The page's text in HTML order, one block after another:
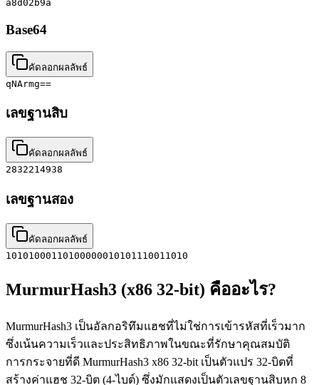
a8d02b9a
Base64
คัดลอกผลลัพธ์
qNArmg==
เลขฐานสิบ
คัดลอกผลลัพธ์
2832214938
เลขฐานสอง
คัดลอกผลลัพธ์
10101000110100000010101110011010
MurmurHash3 (x86 32-bit) คืออะไร?
MurmurHash3 เป็นอัลกอริทึมแฮชที่ไม่ใช่การเข้ารหัสที่เร็วมาก
ซึ่งเน้นความเร็วและประสิทธิภาพในขณะที่รักษาคุณสมบัติ
การกระจายที่ดี MurmurHash3 x86 32-bit เป็นตัวแปร 32-บิตที่
สร้างค่าแฮช 32-บิต (4-ไบต์) ซึ่งมักแสดงเป็นตัวเลขฐานสิบหก 8